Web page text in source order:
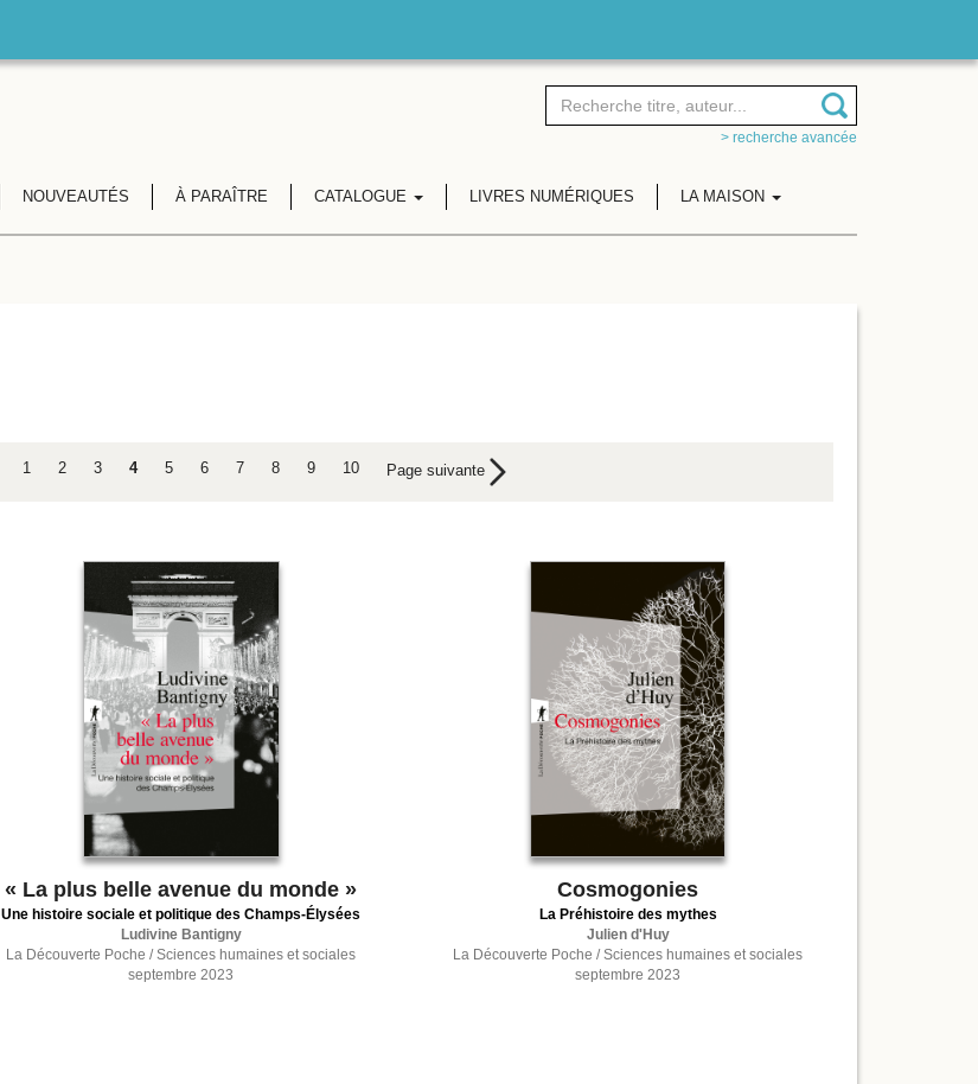
> recherche avancée
NOUVEAUTÉS À PARAÎTRE CATALOGUE LIVRES NUMÉRIQUES LA MAISON
1 2 3 4 5 6 7 8 9 10 Page suivante
« La plus belle avenue du monde »
Une histoire sociale et politique des Champs-Élysées
Ludivine Bantigny
La Découverte Poche / Sciences humaines et sociales
septembre 2023
Cosmogonies
La Préhistoire des mythes
Julien d'Huy
La Découverte Poche / Sciences humaines et sociales
septembre 2023